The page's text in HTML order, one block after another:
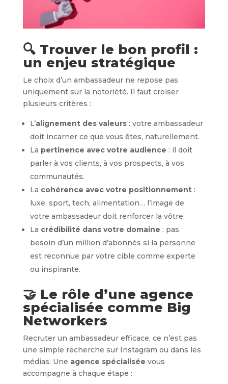
🔍 Trouver le bon profil :
un enjeu stratégique
Le choix d’un ambassadeur ne repose pas
uniquement sur la notoriété. Il faut croiser
plusieurs critères :
L’alignement des valeurs: votre ambassadeur
doit incarner ce que vous êtes, naturellement.
La pertinence avec votre audience : il doit
parler à vos clients, à vos prospects, à vos
communautés.
La cohérence avec votre positionnement:
luxe, sport, tech, alimentation… l’image de
votre ambassadeur doit renforcer la vôtre.
La crédibilité dans votre domaine : pas
besoin d’un million d’abonnés si la personne
est reconnue par votre cible comme experte
ou inspirante.
🤝 Le rôle d’une agence
spécialisée comme Big
Networkers
Recruter un ambassadeur efficace, ce n’est pas
une simple recherche sur Instagram ou dans les
médias. Une agence spécialisée vous
accompagne à chaque étape :